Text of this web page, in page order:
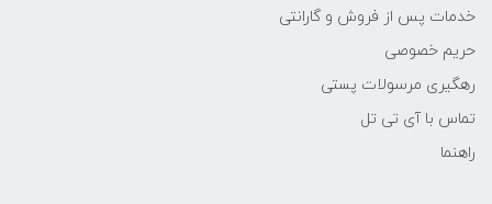
خدمات پس از فروش و گارانتی
حریم خصوصی
رهگیری مرسولات پستی
تماس با آی تی تل
راهنما